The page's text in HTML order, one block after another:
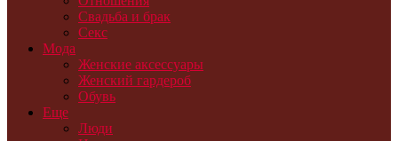
Свадьба и брак
Секс
Мода
Женские аксессуары
Женский гардероб
Обувь
Еще
Люди